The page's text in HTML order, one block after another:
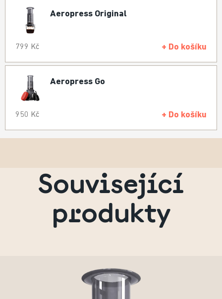
Aeropress Original
799 Kč + Do košíku
Aeropress Go
950 Kč + Do košíku
Související
produkty